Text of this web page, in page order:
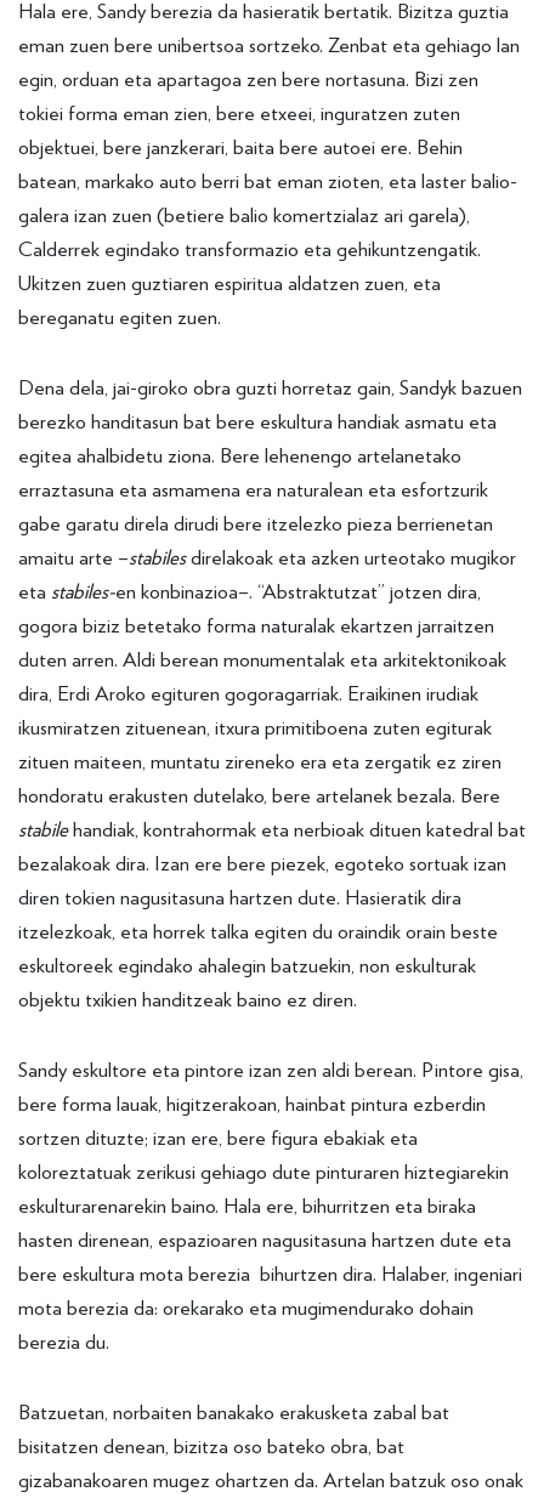
Hala ere, Sandy berezia da hasieratik bertatik. Bizitza guztia
eman zuen bere unibertsoa sortzeko. Zenbat eta gehiago lan
egin, orduan eta apartagoa zen bere nortasuna. Bizi zen
tokiei forma eman zien, bere etxeei, inguratzen zuten
objektuei, bere janzkerari, baita bere autoei ere. Behin
batean, markako auto berri bat eman zioten, eta laster balio-
galera izan zuen (betiere balio komertzialaz ari garela),
Calderrek egindako transformazio eta gehikuntzengatik.
Ukitzen zuen guztiaren espiritua aldatzen zuen, eta
bereganatu egiten zuen.
Dena dela, jai-giroko obra guzti horretaz gain, Sandyk bazuen
berezko handitasun bat bere eskultura handiak asmatu eta
egitea ahalbidetu ziona. Bere lehenengo artelanetako
erraztasuna eta asmamena era naturalean eta esfortzurik
gabe garatu direla dirudi bere itzelezko pieza berrienetan
amaitu arte –stabilesdirelakoak eta azken urteotako mugikor
eta stabiles-en konbinazioa–. “Abstraktutzat” jotzen dira,
gogora biziz betetako forma naturalak ekartzen jarraitzen
duten arren. Aldi berean monumentalak eta arkitektonikoak
dira, Erdi Aroko egituren gogoragarriak. Eraikinen irudiak
ikusmiratzen zituenean, itxura primitiboena zuten egiturak
zituen maiteen, muntatu zireneko era eta zergatik ez ziren
hondoratu erakusten dutelako, bere artelanek bezala. Bere
stabile handiak, kontrahormak eta nerbioak dituen katedral bat
bezalakoak dira. Izan ere bere piezek, egoteko sortuak izan
diren tokien nagusitasuna hartzen dute. Hasieratik dira
itzelezkoak, eta horrek talka egiten du oraindik orain beste
eskultoreek egindako ahalegin batzuekin, non eskulturak
objektu txikien handitzeak baino ez diren.
Sandy eskultore eta pintore izan zen aldi berean. Pintore gisa,
bere forma lauak, higitzerakoan, hainbat pintura ezberdin
sortzen dituzte; izan ere, bere figura ebakiak eta
koloreztatuak zerikusi gehiago dute pinturaren hiztegiarekin
eskulturarenarekin baino. Hala ere, bihurritzen eta biraka
hasten direnean, espazioaren nagusitasuna hartzen dute eta
bere eskultura mota berezia bihurtzen dira. Halaber, ingeniari
mota berezia da: orekarako eta mugimendurako dohain
berezia du.
Batzuetan, norbaiten banakako erakusketa zabal bat
bisitatzen denean, bizitza oso bateko obra, bat
gizabanakoaren mugez ohartzen da. Artelan batzuk oso onak